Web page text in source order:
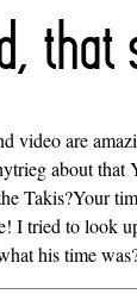
that
video are
about
Takis?Your
I tried to look
his time